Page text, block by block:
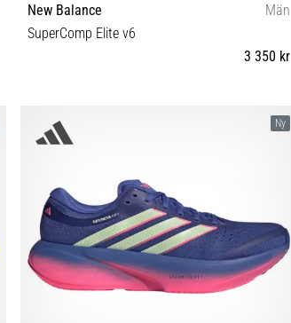
New Balance
Män
SuperComp Elite v6
3 350 kr
40½ 41½ 42 42½ 43 44 44½ 45 45½ 46½ 47 47½Ny